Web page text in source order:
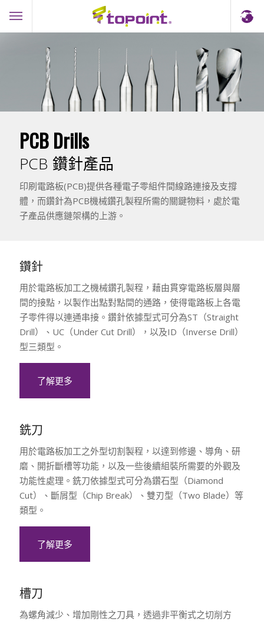
PCB Drills
PCB 鑽針產品
印刷電路板(PCB)提供各種電子零組件間線路連接及支撐
體，而鑽針為PCB機械鑽孔製程所需的關鍵物料，處於電
子產品供應鏈架構的上游。
鑽針
用於電路板加工之機械鑽孔製程，藉由貫穿電路板層與層
間的接點，以製作出點對點間的通路，使得電路板上各電
子零件得以連通串接。鑽針依據型式可分為ST（Straight
Drill）、UC（Under Cut Drill），以及ID（Inverse Drill）
型三類型。
了解更多
銑刀
用於電路板加工之外型切割製程，以達到修邊、導角、研
磨、開折斷槽等功能，以及一些後續組裝所需要的外觀及
功能性處理。銑刀依據型式可分為鑽石型（Diamond
Cut）、斷屑型（Chip Break）、雙刃型（Two Blade）等
類型。
了解更多
槽刀
為螺角減少、增加剛性之刀具，透過非平衡式之切削方